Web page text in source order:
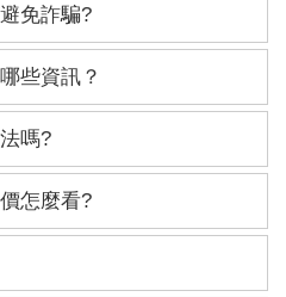
免詐騙?
些資訊？
嗎?
怎麼看?